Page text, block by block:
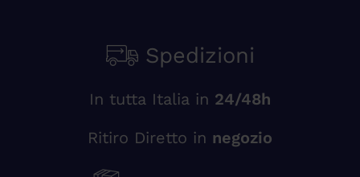
Spedizioni
In tutta Italia in 24/48h
Ritiro Diretto in negozio